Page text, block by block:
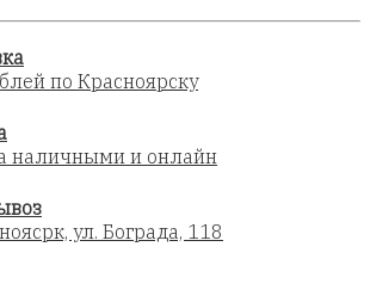
по Красноярску
наличными и онлайн
ул. Бограда, 118